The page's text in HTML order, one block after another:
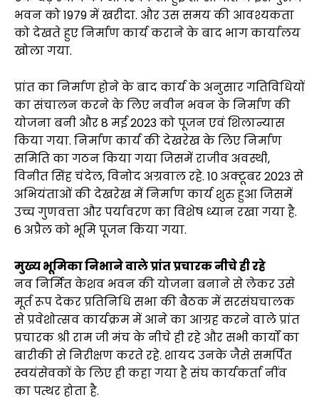
भवन को 1979 में खरीदा. और उस समय की आवश्यकता
को देखते हुए निर्माण कार्य कराने के बाद भाग कार्यालय
खोला गया.
प्रांत का निर्माण होने के बाद कार्य के अनुसार गतिविधियों
का संचालन करने के लिए नवीन भवन के निर्माण की
योजना बनी और 8 मई 2023 को पूजन एवं शिलान्यास
किया गया. निर्माण कार्य की देखरेख के लिए निर्माण
समिति का गठन किया गया जिसमें राजीव अवस्थी,
विनीत सिंह चंदेल, विनोद अग्रवाल रहे. 10 अक्टूबर 2023 से
अभियंताओं की देखरेख में निर्माण कार्य शुरु हुआ जिसमें
उच्च गुणवत्ता और पर्यावरण का विशेष ध्यान रखा गया है.
6 अप्रैल को भूमि पूजन किया गया.
मुख्य भूमिका निभाने वाले प्रांत प्रचारक नीचे ही रहे
नव निर्मित केशव भवन की योजना बनाने से लेकर उसे
मूर्त रूप देकर प्रतिनिधि सभा की बैठक में सरसंघचालक
से प्रवेशोत्सव कार्यक्रम में आने का आग्रह करने वाले प्रांत
प्रचारक श्री राम जी मंच के नीचे ही रहे और सभी कार्यों का
बारीकी से निरीक्षण करते रहे. शायद उनके जैसे समर्पित
स्वयंसेवकों के लिए ही कहा गया है संघ कार्यकर्ता नींव
का पत्थर होता है.